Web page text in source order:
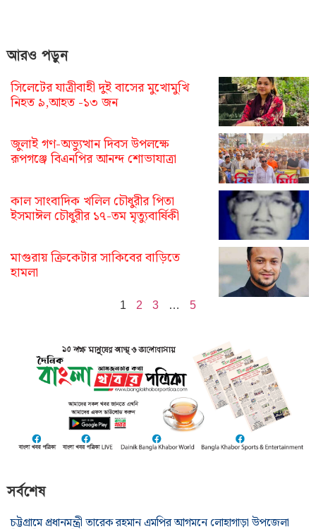
আরও পড়ুন
সিলেটের যাত্রীবাহী দুই বাসের মুখোমুখি
নিহত ৯,আহত -১৩ জন
জুলাই গণ-অভ্যুত্থান দিবস উপলক্ষে
রূপগঞ্জে বিএনপির আনন্দ শোভাযাত্রা
কাল সাংবাদিক খলিল চৌধুরীর পিতা
ইসমাঈল চৌধুরীর ১৭-তম মৃত্যুবার্ষিকী
মাগুরায় ক্রিকেটার সাকিবের বাড়িতে
হামলা
1 2 3 … 5
সর্বশেষ
চট্টগ্রামে প্রধানমন্ত্রী তারেক রহমান এমপির আগমনে লোহাগাড়া উপজেলা